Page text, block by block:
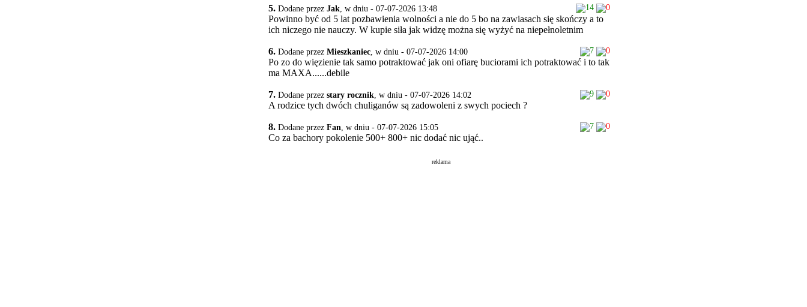
5. Dodane przez Jak, w dniu - 07-07-2026 13:48 14 0
Powinno być od 5 lat pozbawienia wolności a nie do 5 bo na zawiasach się skończy a to
ich niczego nie nauczy. W kupie siła jak widzę można się wyżyć na niepełnoletnim
6. Dodane przez Mieszkaniec, w dniu - 07-07-2026 14:00 7 0
Po zo do więzienie tak samo potraktować jak oni ofiarę buciorami ich potraktować i to tak
ma MAXA......debile
7. Dodane przez stary rocznik, w dniu - 07-07-2026 14:02 9 0
A rodzice tych dwóch chuliganów są zadowoleni z swych pociech ?
8. Dodane przez Fan, w dniu - 07-07-2026 15:05 7 0
Co za bachory pokolenie 500+ 800+ nic dodać nic ująć..
reklama